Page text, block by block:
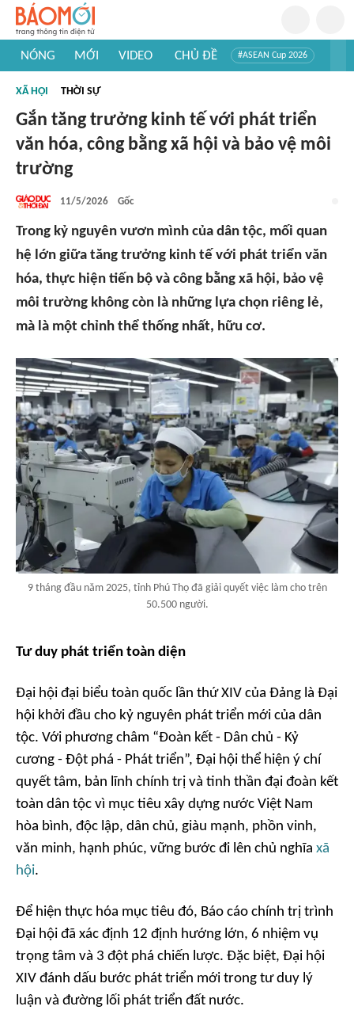
NÓNG MỚI VIDEO CHỦ ĐỀ #ASEAN Cup 2026
#Khám phá thế giới
XÃ HỘI THỜI SỰ
Gắn tăng trưởng kinh tế với phát triển
văn hóa, công bằng xã hội và bảo vệ môi
trường
11/5/2026 Gốc
Trong kỷ nguyên vươn mình của dân tộc, mối quan
hệ lớn giữa tăng trưởng kinh tế với phát triển văn
hóa, thực hiện tiến bộ và công bằng xã hội, bảo vệ
môi trường không còn là những lựa chọn riêng lẻ,
mà là một chỉnh thể thống nhất, hữu cơ.
9 tháng đầu năm 2025, tỉnh Phú Thọ đã giải quyết việc làm cho trên
50.500 người.
Tư duy phát triển toàn diện
Đại hội đại biểu toàn quốc lần thứ XIV của Đảng là Đại
hội khởi đầu cho kỷ nguyên phát triển mới của dân
tộc. Với phương châm “Đoàn kết - Dân chủ - Kỷ
cương - Đột phá - Phát triển”, Đại hội thể hiện ý chí
quyết tâm, bản lĩnh chính trị và tinh thần đại đoàn kết
toàn dân tộc vì mục tiêu xây dựng nước Việt Nam
hòa bình, độc lập, dân chủ, giàu mạnh, phồn vinh,
văn minh, hạnh phúc, vững bước đi lên chủ nghĩa xã
hội.
Để hiện thực hóa mục tiêu đó, Báo cáo chính trị trình
Đại hội đã xác định 12 định hướng lớn, 6 nhiệm vụ
trọng tâm và 3 đột phá chiến lược. Đặc biệt, Đại hội
XIV đánh dấu bước phát triển mới trong tư duy lý
luận và đường lối phát triển đất nước.